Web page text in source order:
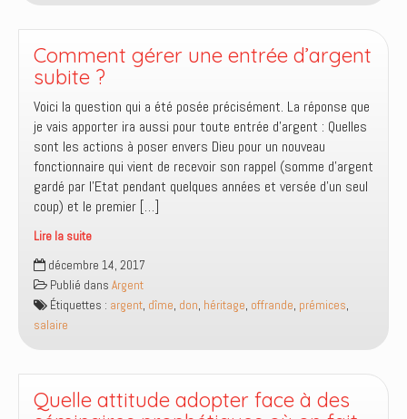
Comment gérer une entrée d’argent
subite ?
Voici la question qui a été posée précisément. La réponse que
je vais apporter ira aussi pour toute entrée d’argent : Quelles
sont les actions à poser envers Dieu pour un nouveau
fonctionnaire qui vient de recevoir son rappel (somme d’argent
gardé par l’Etat pendant quelques années et versée d’un seul
coup) et le premier […]
Lire la suite
Comment
gérer
une
entrée
d’argent
?
décembre 14, 2017
Publié dans Argent
Étiquettes : argent, dîme, don, héritage, offrande, prémices,
salaire
Quelle attitude adopter face à des